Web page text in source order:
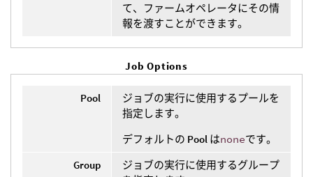
て、ファームオペレータにその情
報を渡すことができます。
Job Options
Pool
ジョブの実行に使用するプールを
指定します。
デフォルトの Pool はnoneです。
Group
ジョブの実行に使用するグループ